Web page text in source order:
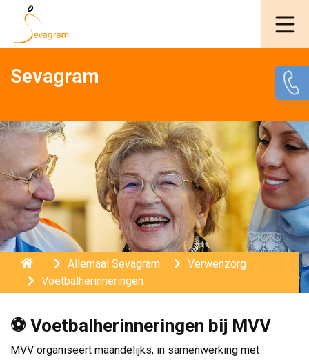
Sevagram
Home Allemaal Sevagram
Verwenzorg
Voetbalherinneringen
⚽ Voetbalherinneringen bij MVV
MVV organiseert maandelijks, in samenwerking met